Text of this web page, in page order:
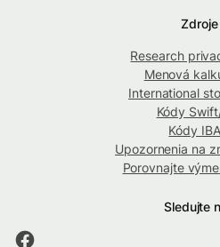
Zdroje
Research
Menová
International
Kódy
Kódy
Upozornenia na
Porovnajte
Sledujte